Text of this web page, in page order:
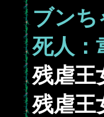
ブンち
死人：
残虐王
残虐王